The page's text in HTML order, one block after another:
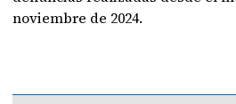
noviembre de 2024.